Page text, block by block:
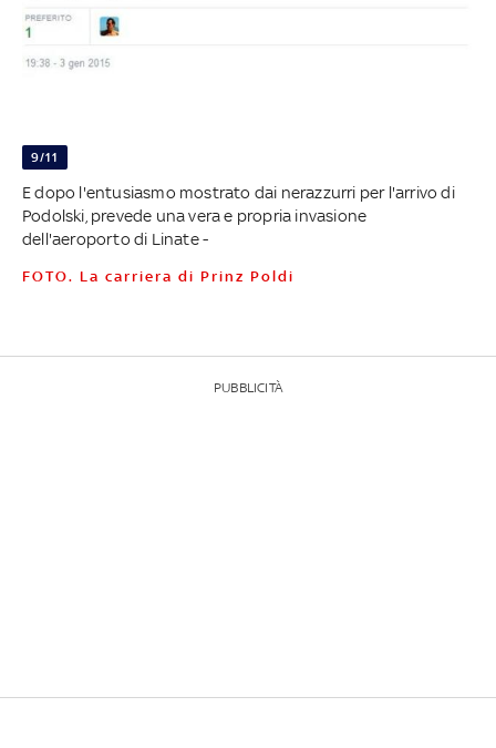
9/11
E dopo l'entusiasmo mostrato dai nerazzurri per l'arrivo di
Podolski, prevede una vera e propria invasione
dell'aeroporto di Linate -
FOTO. La carriera di Prinz Poldi
PUBBLICITÀ